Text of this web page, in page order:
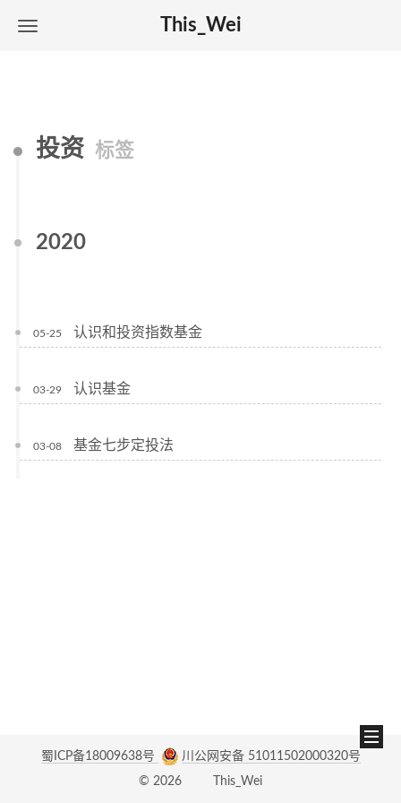
This_Wei
投资 标签
2020
05-25 认识和投资指数基金
03-29 认识基金
03-08 基金七步定投法
蜀ICP备18009638号
川公网安备 51011502000320号
© 2026 This_Wei